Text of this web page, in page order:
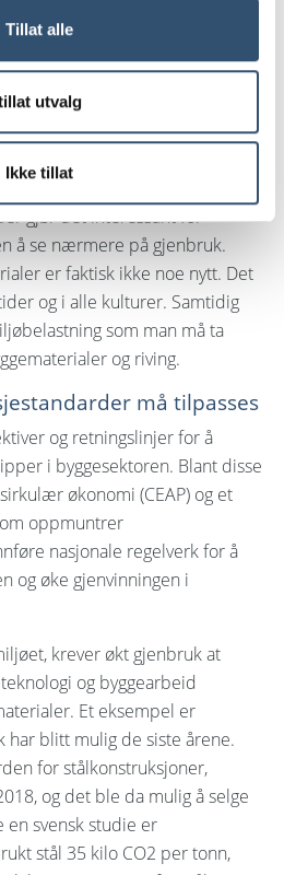
Tillat alle
utvalg
Ikke tillat
og andre materialer som
renovering og riving,
og dette i kombinasjon
gjør det interessant for
å se nærmere på gjenbruk.
er faktisk ikke noe nytt. Det
og i alle kulturer. Samtidig
som man må ta
og riving.
må tilpasses
og retningslinjer for å
i byggesektoren. Blant disse
økonomi (CEAP) og et
oppmuntrer
nasjonale regelverk for å
og øke gjenvinningen i
krever økt gjenbruk at
og byggearbeid
Et eksempel er
blitt mulig de siste årene.
for stålkonstruksjoner,
og det ble da mulig å selge
svensk studie er
stål 35 kilo CO2 per tonn,